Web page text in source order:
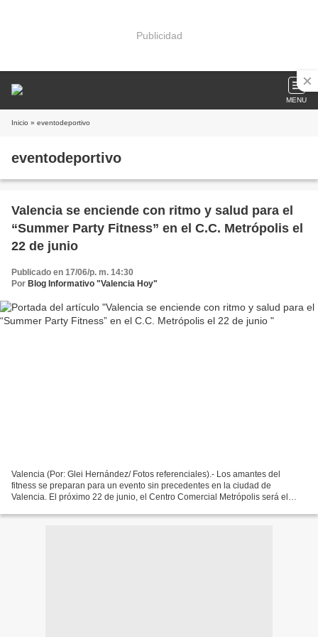
Publicidad
MENU
Inicio » eventodeportivo
eventodeportivo
Valencia se enciende con ritmo y salud para el
“Summer Party Fitness” en el C.C. Metrópolis el
22 de junio
Publicado en 17/06/p. m. 14:30
Por Blog Informativo "Valencia Hoy"
Valencia (Por: Glei Hernández/ Fotos referenciales).- Los amantes del
fitness se preparan para un evento sin precedentes en la ciudad de
Valencia. El próximo 22 de junio, el Centro Comercial Metrópolis será el